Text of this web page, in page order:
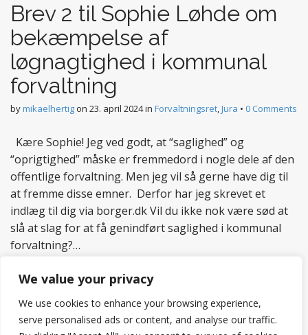
We value your privacy
We use cookies to enhance your browsing experience,
serve personalised ads or content, and analyse our traffic.
t
Brev 2 til Sophie Løhde om
bekæmpelse af
løgnagtighed i kommunal
forvaltning
bymikaelhertigon 23. april 2024in Forvaltningsret,Jura • 0 Comments
Kære Sophie! Jeg ved godt, at “saglighed” og
“oprigtighed” måske er fremmedord i nogle dele af den
offentlige forvaltning. Men jeg vil så gerne have dig til
at fremme disse emner. Derfor har jeg skrevet et
indlæg til dig via borger.dk Vil du ikke nok være sød at
slå at slag for at få genindført saglighed i kommunal
forvaltning?…
Read more